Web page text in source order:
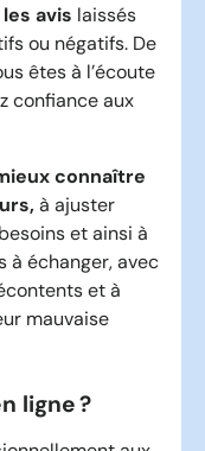
avis laissés
ou négatifs. De
êtes à l’écoute
confiance aux
connaître
à ajuster
et ainsi à
à échanger, avec
et à
mauvaise
ligne ?